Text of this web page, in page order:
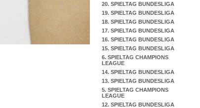
20. SPIELTAG BUNDESLIGA
19. SPIELTAG BUNDESLIGA
18. SPIELTAG BUNDESLIGA
17. SPIELTAG BUNDESLIGA
16. SPIELTAG BUNDESLIGA
15. SPIELTAG BUNDESLIGA
6. SPIELTAG CHAMPIONS
LEAGUE
14. SPIELTAG BUNDESLIGA
13. SPIELTAG BUNDESLIGA
5. SPIELTAG CHAMPIONS
LEAGUE
12. SPIELTAG BUNDESLIGA